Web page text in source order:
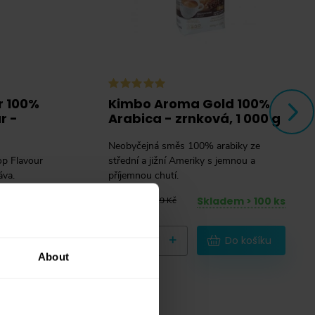
About
-
Flavour
Kimbo Aroma Gold 100%
Arabica - zrnková, 1 000 g
Neobyčejná směs 100% arabiky ze
střední a jižní Ameriky s jemnou a
příjemnou chutí.
519 Kč Skladem > 100 ks
+ Do košíku
kávu